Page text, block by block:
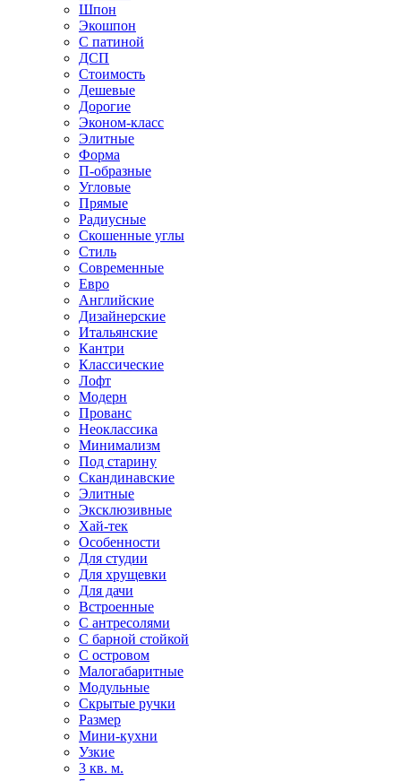
Шпон
Экошпон
С патиной
ДСП
Стоимость
Дешевые
Дорогие
Эконом-класс
Элитные
Форма
П-образные
Угловые
Прямые
Радиусные
Скошенные углы
Стиль
Современные
Евро
Английские
Дизайнерские
Итальянские
Кантри
Классические
Лофт
Модерн
Прованс
Неоклассика
Минимализм
Под старину
Скандинавские
Элитные
Эксклюзивные
Хай-тек
Особенности
Для студии
Для хрущевки
Для дачи
Встроенные
С антресолями
С барной стойкой
С островом
Малогабаритные
Модульные
Скрытые ручки
Размер
Мини-кухни
Узкие
3 кв. м.